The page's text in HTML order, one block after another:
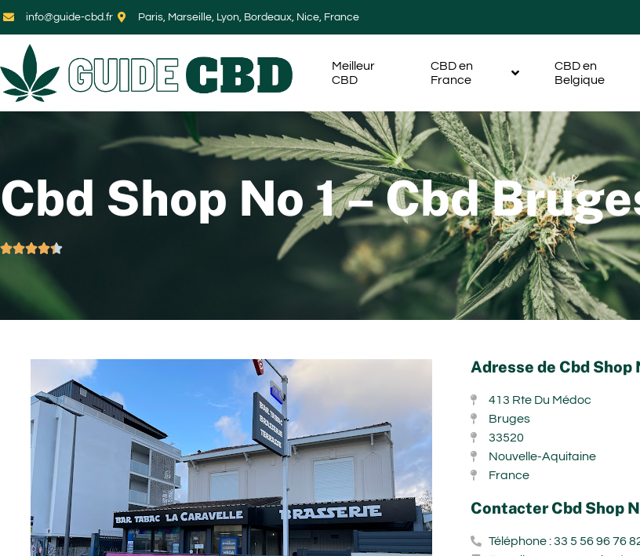
info@guide-cbd.fr Paris, Marseille, Lyon, Bordeaux, Nice, France
Meilleur
CBD
CBD en
France
CBD en
Belgique
Cbd Shop No 1 – Cbd

Adresse de Cbd Shop
413 Rte Du Médoc
Bruges
33520
Nouvelle-Aquitaine
France
Contacter Cbd Shop
Téléphone : 33 5 56 96 76